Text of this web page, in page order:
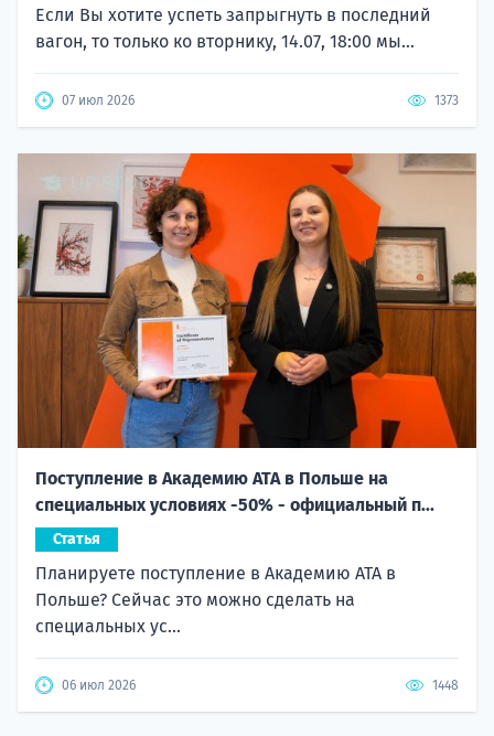
Если Вы хотите успеть запрыгнуть в последний
вагон, то только ко вторнику, 14.07, 18:00 мы...
07 июл 2026 1373
Поступление в Академию ATA в Польше на
специальных условиях -50% - официальный п...
Статья
Планируете поступление в Академию ATA в
Польше? Сейчас это можно сделать на
специальных ус...
06 июл 2026 1448